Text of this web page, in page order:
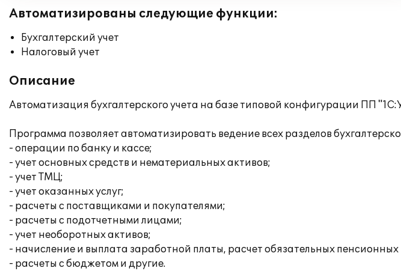
Автоматизированы следующие функции:
Бухгалтерский учет
Налоговый учет
Описание
Автоматизация бухгалтерского учета на базе типовой конфигурации ПП
Программа позволяет автоматизировать ведение всех разделов
- операции по банку и кассе;
- учет основных средств и нематериальных активов;
- учет ТМЦ;
- учет оказанных услуг;
- расчеты с поставщиками и покупателями;
- расчеты с подотчетными лицами;
- учет необоротных активов;
- начисление и выплата заработной платы, расчет обязательных пенсионных
- расчеты с бюджетом и другие.